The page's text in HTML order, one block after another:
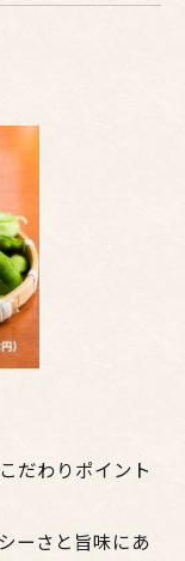
だわりポイント
ーさと旨味にあ